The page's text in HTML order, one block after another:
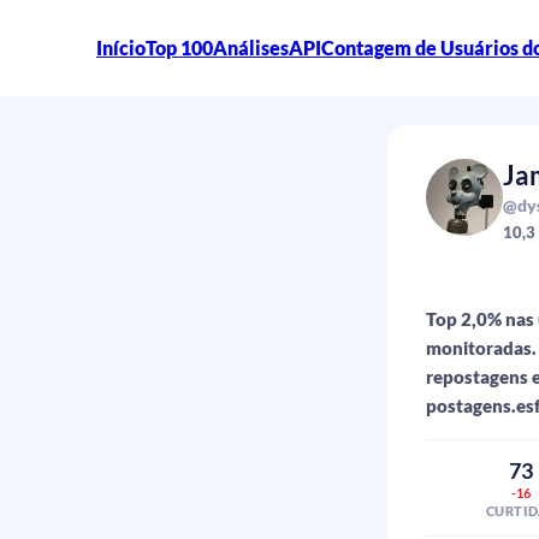
InícioTop 100AnálisesAPIContagem de Usuários
10,3
Top 2,0%
repostagens
73
-16